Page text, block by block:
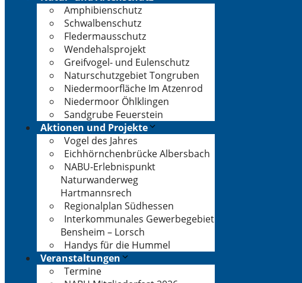
Amphibienschutz
Schwalbenschutz
Fledermausschutz
Wendehalsprojekt
Greifvogel- und Eulenschutz
Naturschutzgebiet Tongruben
Niedermoorfläche Im Atzenrod
Niedermoor Öhlklingen
Sandgrube Feuerstein
Aktionen und Projekte
Vogel des Jahres
Eichhörnchenbrücke Albersbach
NABU-Erlebnispunkt
Naturwanderweg
Hartmannsrech
Regionalplan Südhessen
Interkommunales Gewerbegebiet
Bensheim – Lorsch
Handys für die Hummel
Veranstaltungen
Termine